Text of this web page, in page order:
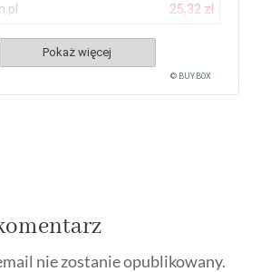
25,32 zł
Pokaż więcej
© BUY.BOX
nie zostanie opublikowany.